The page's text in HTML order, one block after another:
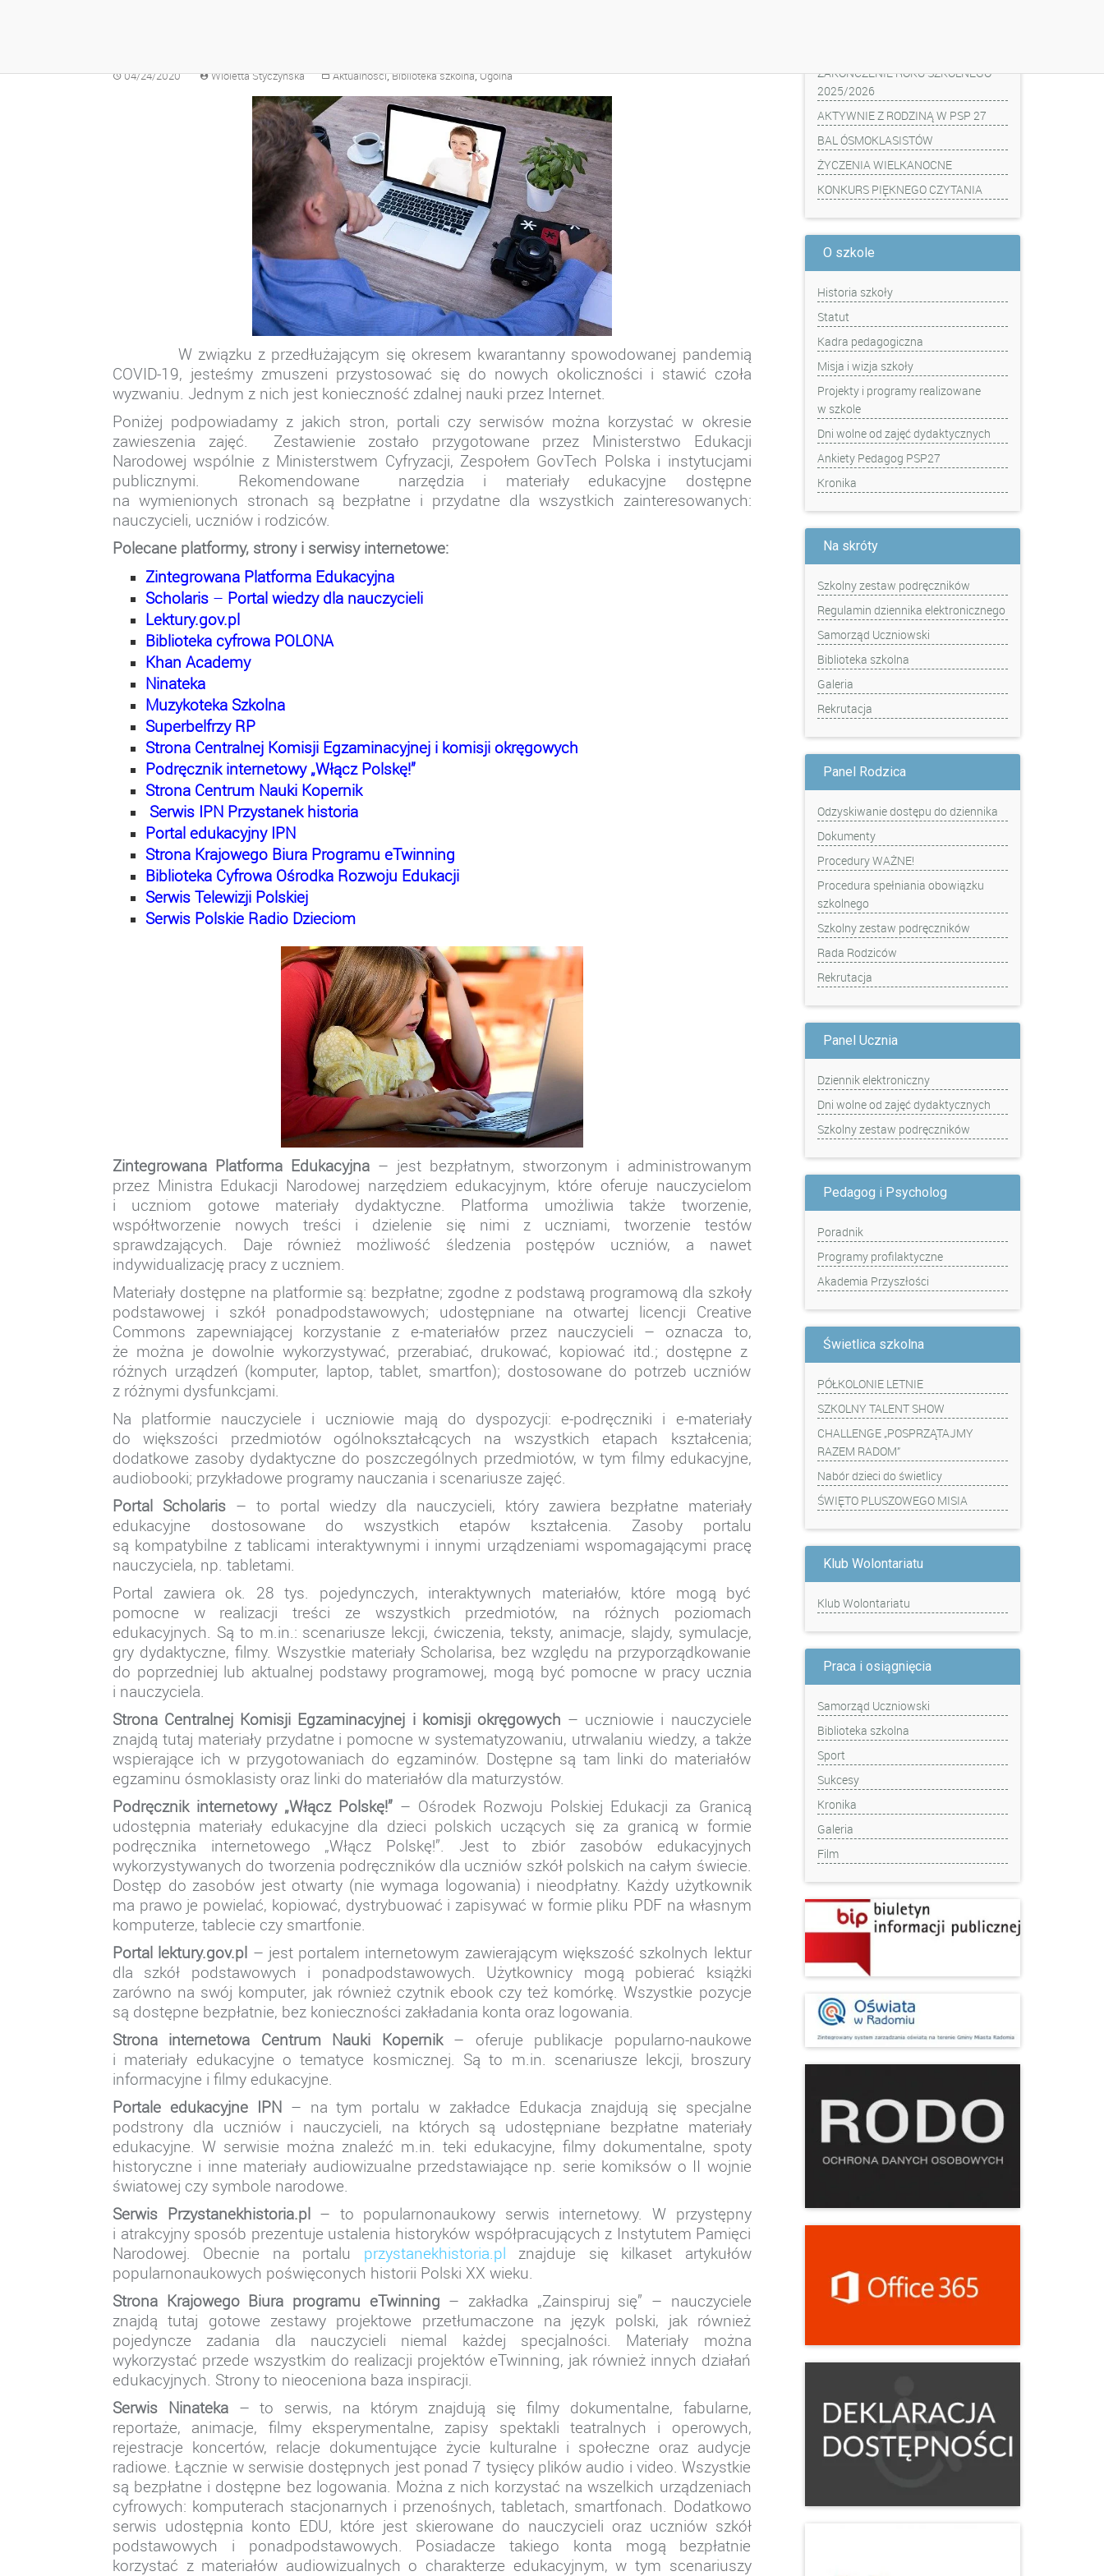
04/24/2020 Wioletta Styczyńska Aktualności,Biblioteka szkolna,Ogólna
W związku z przedłużającym się okresem kwarantanny spowodowanej pandemią
COVID-19, jesteśmy zmuszeni przystosować się do nowych okoliczności i stawić czoła
wyzwaniu. Jednym z nich jest konieczność zdalnej nauki przez Internet.
Poniżej podpowiadamy z jakich stron, portali czy serwisów można korzystać w okresie
zawieszenia zajęć. Zestawienie zostało przygotowane przez Ministerstwo Edukacji
Narodowej wspólnie z Ministerstwem Cyfryzacji, Zespołem GovTech Polska i instytucjami
publicznymi. Rekomendowane narzędzia i materiały edukacyjne dostępne
na wymienionych stronach są bezpłatne i przydatne dla wszystkich zainteresowanych:
nauczycieli, uczniów i rodziców.
Polecane platformy, strony i serwisy internetowe:
Zintegrowana Platforma Edukacyjna
Scholaris – Portal wiedzy dla nauczycieli
Lektury.gov.pl
Biblioteka cyfrowa POLONA
Khan Academy
Ninateka
Muzykoteka Szkolna
Superbelfrzy RP
Strona Centralnej Komisji Egzaminacyjnej i komisji okręgowych
Podręcznik internetowy „Włącz Polskę!”
Strona Centrum Nauki Kopernik
Serwis IPN Przystanek historia
Portal edukacyjny IPN
Strona Krajowego Biura Programu eTwinning
Biblioteka Cyfrowa Ośrodka Rozwoju Edukacji
Serwis Telewizji Polskiej
Serwis Polskie Radio Dzieciom
Zintegrowana Platforma Edukacyjna– jest bezpłatnym, stworzonym i administrowanym
przez Ministra Edukacji Narodowej narzędziem edukacyjnym, które oferuje nauczycielom
i uczniom gotowe materiały dydaktyczne. Platforma umożliwia także tworzenie,
współtworzenie nowych treści i dzielenie się nimi z uczniami, tworzenie testów
sprawdzających. Daje również możliwość śledzenia postępów uczniów, a nawet
indywidualizację pracy z uczniem.
Materiały dostępne na platformie są: bezpłatne; zgodne z podstawą programową dla szkoły
podstawowej i szkół ponadpodstawowych; udostępniane na otwartej licencji Creative
Commons zapewniającej korzystanie z e-materiałów przez nauczycieli – oznacza to,
że można je dowolnie wykorzystywać, przerabiać, drukować, kopiować itd.; dostępne z
różnych urządzeń (komputer, laptop, tablet, smartfon); dostosowane do potrzeb uczniów
z różnymi dysfunkcjami.
Na platformie nauczyciele i uczniowie mają do dyspozycji: e-podręczniki i e-materiały
do większości przedmiotów ogólnokształcących na wszystkich etapach kształcenia;
dodatkowe zasoby dydaktyczne do poszczególnych przedmiotów, w tym filmy edukacyjne,
audiobooki; przykładowe programy nauczania i scenariusze zajęć.
Portal Scholaris– to portal wiedzy dla nauczycieli, który zawiera bezpłatne materiały
edukacyjne dostosowane do wszystkich etapów kształcenia. Zasoby portalu
są kompatybilne z tablicami interaktywnymi i innymi urządzeniami wspomagającymi pracę
nauczyciela, np. tabletami.
Portal zawiera ok. 28 tys. pojedynczych, interaktywnych materiałów, które mogą być
pomocne w realizacji treści ze wszystkich przedmiotów, na różnych poziomach
edukacyjnych. Są to m.in.: scenariusze lekcji, ćwiczenia, teksty, animacje, slajdy, symulacje,
gry dydaktyczne, filmy. Wszystkie materiały Scholarisa, bez względu na przyporządkowanie
do poprzedniej lub aktualnej podstawy programowej, mogą być pomocne w pracy ucznia
i nauczyciela.
Strona Centralnej Komisji Egzaminacyjnej i komisji okręgowych – uczniowie i nauczyciele
znajdą tutaj materiały przydatne i pomocne w systematyzowaniu, utrwalaniu wiedzy, a także
wspierające ich w przygotowaniach do egzaminów. Dostępne są tam linki do materiałów
egzaminu ósmoklasisty oraz linki do materiałów dla maturzystów.
Podręcznik internetowy „Włącz Polskę!” – Ośrodek Rozwoju Polskiej Edukacji za Granicą
udostępnia materiały edukacyjne dla dzieci polskich uczących się za granicą w formie
podręcznika internetowego „Włącz Polskę!”. Jest to zbiór zasobów edukacyjnych
wykorzystywanych do tworzenia podręczników dla uczniów szkół polskich na całym świecie.
Dostęp do zasobów jest otwarty (nie wymaga logowania) i nieodpłatny. Każdy użytkownik
ma prawo je powielać, kopiować, dystrybuować i zapisywać w formie pliku PDF na własnym
komputerze, tablecie czy smartfonie.
Portal lektury.gov.pl – jest portalem internetowym zawierającym większość szkolnych lektur
dla szkół podstawowych i ponadpodstawowych. Użytkownicy mogą pobierać książki
zarówno na swój komputer, jak również czytnik ebook czy też komórkę. Wszystkie pozycje
są dostępne bezpłatnie, bez konieczności zakładania konta oraz logowania.
Strona internetowa Centrum Nauki Kopernik– oferuje publikacje popularno-naukowe
i materiały edukacyjne o tematyce kosmicznej. Są to m.in. scenariusze lekcji, broszury
informacyjne i filmy edukacyjne.
Portale edukacyjne IPN– na tym portalu w zakładce Edukacja znajdują się specjalne
podstrony dla uczniów i nauczycieli, na których są udostępniane bezpłatne materiały
edukacyjne. W serwisie można znaleźć m.in. teki edukacyjne, filmy dokumentalne, spoty
historyczne i inne materiały audiowizualne przedstawiające np. serie komiksów o II wojnie
światowej czy symbole narodowe.
Serwis Przystanekhistoria.pl– to popularnonaukowy serwis internetowy. W przystępny
i atrakcyjny sposób prezentuje ustalenia historyków współpracujących z Instytutem Pamięci
Narodowej. Obecnie na portalu przystanekhistoria.pl znajduje się kilkaset artykułów
popularnonaukowych poświęconych historii Polski XX wieku.
Strona Krajowego Biura programu eTwinning – zakładka „Zainspiruj się” – nauczyciele
znajdą tutaj gotowe zestawy projektowe przetłumaczone na język polski, jak również
pojedyncze zadania dla nauczycieli niemal każdej specjalności. Materiały można
wykorzystać przede wszystkim do realizacji projektów eTwinning, jak również innych działań
edukacyjnych. Strony to nieoceniona baza inspiracji.
Serwis Ninateka– to serwis, na którym znajdują się filmy dokumentalne, fabularne,
reportaże, animacje, filmy eksperymentalne, zapisy spektakli teatralnych i operowych,
rejestracje koncertów, relacje dokumentujące życie kulturalne i społeczne oraz audycje
radiowe. Łącznie w serwisie dostępnych jest ponad 7 tysięcy plików audio i video. Wszystkie
są bezpłatne i dostępne bez logowania. Można z nich korzystać na wszelkich urządzeniach
cyfrowych: komputerach stacjonarnych i przenośnych, tabletach, smartfonach. Dodatkowo
serwis udostępnia konto EDU, które jest skierowane do nauczycieli oraz uczniów szkół
podstawowych i ponadpodstawowych. Posiadacze takiego konta mogą bezpłatnie
korzystać z materiałów audiowizualnych o charakterze edukacyjnym, w tym scenariuszy
ZAKOŃCZENIE ROKU SZKOLNEGO
2025/2026
AKTYWNIE Z RODZINĄ W PSP 27
BAL ÓSMOKLASISTÓW
ŻYCZENIA WIELKANOCNE
KONKURS PIĘKNEGO CZYTANIA
O szkole
Historia szkoły
Statut
Kadra pedagogiczna
Misja i wizja szkoły
Projekty i programy realizowane
w szkole
Dni wolne od zajęć dydaktycznych
Ankiety Pedagog PSP27
Kronika
Na skróty
Szkolny zestaw podręczników
Regulamin dziennika elektronicznego
Samorząd Uczniowski
Biblioteka szkolna
Galeria
Rekrutacja
Panel Rodzica
Odzyskiwanie dostępu do dziennika
Dokumenty
Procedury WAŻNE!
Procedura spełniania obowiązku
szkolnego
Szkolny zestaw podręczników
Rada Rodziców
Rekrutacja
Panel Ucznia
Dziennik elektroniczny
Dni wolne od zajęć dydaktycznych
Szkolny zestaw podręczników
Pedagog i Psycholog
Poradnik
Programy profilaktyczne
Akademia Przyszłości
Świetlica szkolna
PÓŁKOLONIE LETNIE
SZKOLNY TALENT SHOW
CHALLENGE „POSPRZĄTAJMY
RAZEM RADOM”
Nabór dzieci do świetlicy
ŚWIĘTO PLUSZOWEGO MISIA
Klub Wolontariatu
Klub Wolontariatu
Praca i osiągnięcia
Samorząd Uczniowski
Biblioteka szkolna
Sport
Sukcesy
Kronika
Galeria
Film